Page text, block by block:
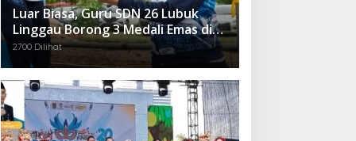
Luar Biasa, Guru SDN 26 Lubuk
Linggau Borong 3 Medali Emas di
Tiga Cabor Berbeda
2700 Dilihat